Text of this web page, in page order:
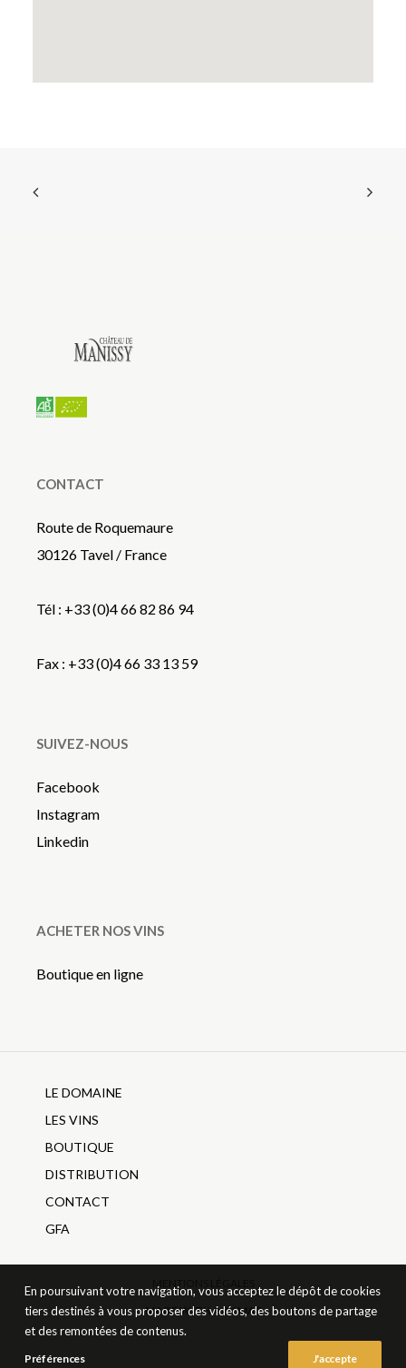
CONTACT
Route de Roquemaure
30126 Tavel / France
Tél : +33 (0)4 66 82 86 94
Fax : +33 (0)4 66 33 13 59
SUIVEZ-NOUS
Facebook
Instagram
Linkedin
ACHETER NOS VINS
Boutique en ligne
LE DOMAINE
LES VINS
BOUTIQUE
DISTRIBUTION
CONTACT
GFA
MENTIONS LÉGALES
MADE WITH ♥ BY MA3
En poursuivant votre navigation, vous acceptez le dépôt de cookies
tiers destinés à vous proposer des vidéos, des boutons de partage
et des remontées de contenus.
Préférences J'accepte